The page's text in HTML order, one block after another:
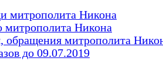
митрополита Никона
митрополита Никона
обращения митрополита
до 09.07.2019